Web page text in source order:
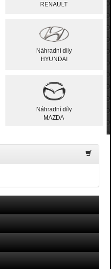
RENAULT
Náhradní díly
HYUNDAI
Náhradní díly
MAZDA